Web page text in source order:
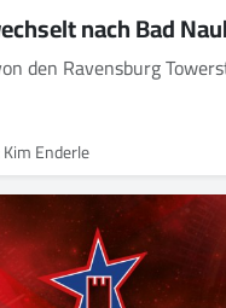
nach Bad
den Ravensburg
Enderle